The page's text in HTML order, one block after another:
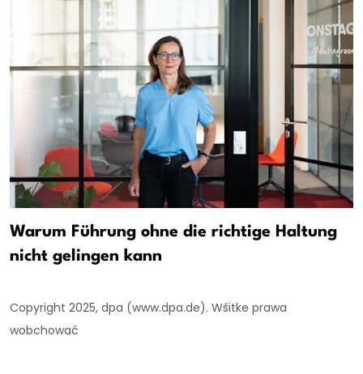
Warum Führung ohne die richtige Haltung
nicht gelingen kann
Copyright 2025, dpa (www.dpa.de). Wšitke prawa
wobchować